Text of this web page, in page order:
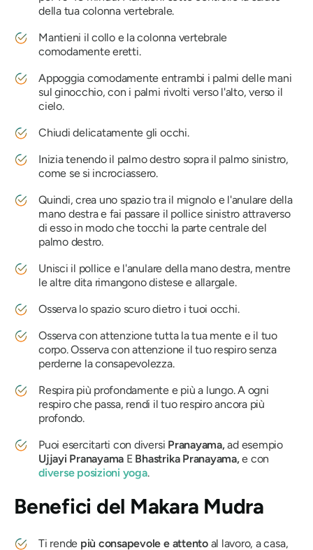
della tua colonna vertebrale.
Mantieni il collo e la colonna vertebrale
comodamente eretti.
Appoggia comodamente entrambi i palmi delle mani
sul ginocchio, con i palmi rivolti verso l'alto, verso il
cielo.
Chiudi delicatamente gli occhi.
Inizia tenendo il palmo destro sopra il palmo sinistro,
come se si incrociassero.
Quindi, crea uno spazio tra il mignolo e l'anulare della
mano destra e fai passare il pollice sinistro attraverso
di esso in modo che tocchi la parte centrale del
palmo destro.
Unisci il pollice e l'anulare della mano destra, mentre
le altre dita rimangono distese e allargale.
Osserva lo spazio scuro dietro i tuoi occhi.
Osserva con attenzione tutta la tua mente e il tuo
corpo. Osserva con attenzione il tuo respiro senza
perderne la consapevolezza.
Respira più profondamente e più a lungo. A ogni
respiro che passa, rendi il tuo respiro ancora più
profondo.
Puoi esercitarti con diversi Pranayama,ad esempio
Ujjayi Pranayama E Bhastrika Pranayama,e con
diverse posizioni yoga.
Benefici del Makara Mudra
Ti rende più consapevole e attentoal lavoro, a casa,